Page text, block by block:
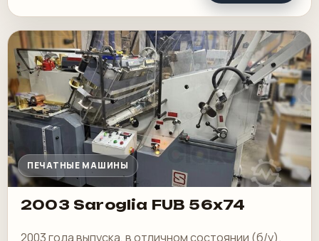
ПЕЧАТНЫЕ МАШИНЫ
2003 Saroglia FUB 56x74
2003 года выпуска, в отличном состоянии (б/у).